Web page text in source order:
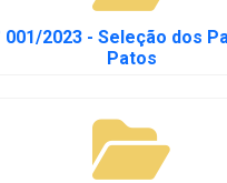
001/2023 - Seleção dos
Patos